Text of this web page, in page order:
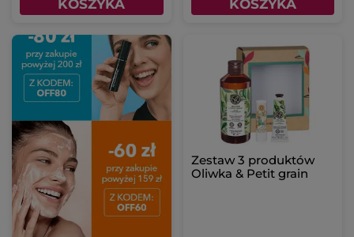
KOSZYKA
KOSZYKA
Zestaw 3 produktów
Oliwka & Petit grain